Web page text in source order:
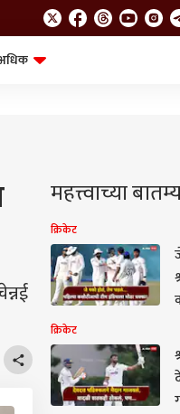
महत्त्वाच्या
क्रिकेट
क्रिकेट